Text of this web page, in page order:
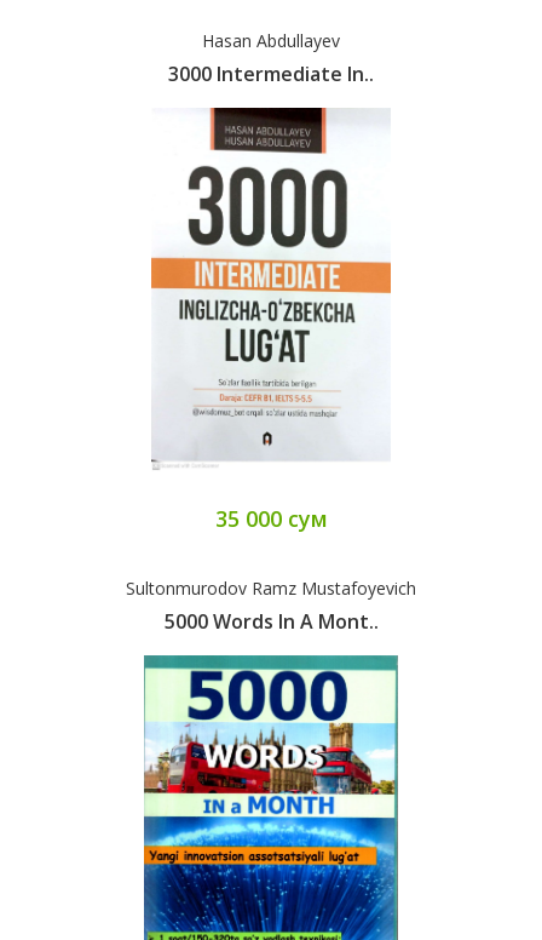
Hasan Abdullayev
3000 Intermediate In..
35 000 сум
Sultonmurodov Ramz Mustafoyevich
5000 Words In A Mont..